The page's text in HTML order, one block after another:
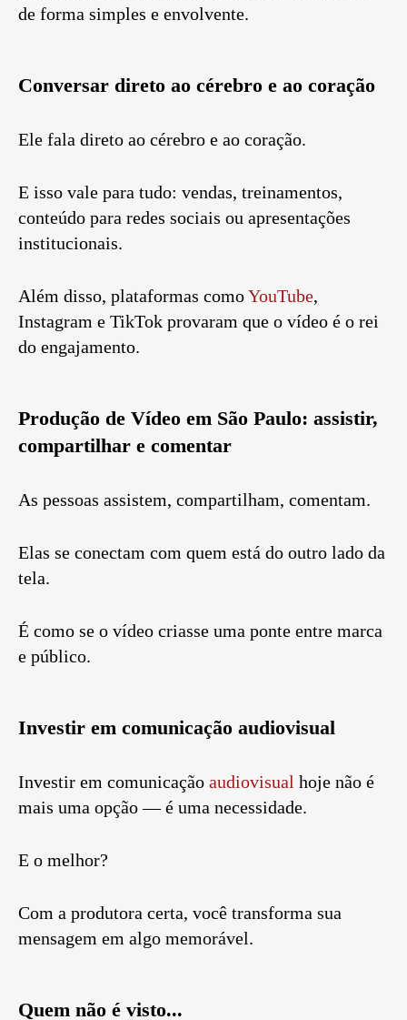
de forma simples e envolvente.
Conversar direto ao cérebro e ao coração
Ele fala direto ao cérebro e ao coração.
E isso vale para tudo: vendas, treinamentos,
conteúdo para redes sociais ou apresentações
institucionais.
Além disso, plataformas comoYouTube,
Instagram e TikTok provaram que o vídeo é o rei
do engajamento.
Produção de Vídeo em São Paulo: assistir,
compartilhar e comentar
As pessoas assistem, compartilham, comentam.
Elas se conectam com quem está do outro lado da
tela.
É como se o vídeo criasse uma ponte entre marca
e público.
Investir em comunicação audiovisual
Investir em comunicação audiovisual hoje não é
mais uma opção — é uma necessidade.
E o melhor?
Com a produtora certa, você transforma sua
mensagem em algo memorável.
Quem não é visto...